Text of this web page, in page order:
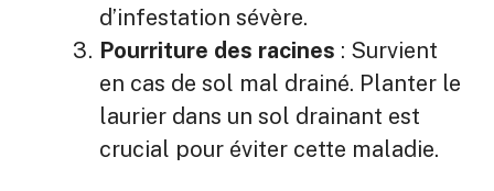
d’infestation sévère.
Pourriture des racines : Survient
en cas de sol mal drainé. Planter le
laurier dans un sol drainant est
crucial pour éviter cette maladie.